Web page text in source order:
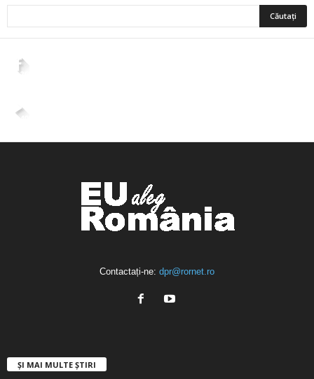
2,265
4,400
Contactați-ne: dpr@rornet.ro
ȘI MAI MULTE ȘTIRI